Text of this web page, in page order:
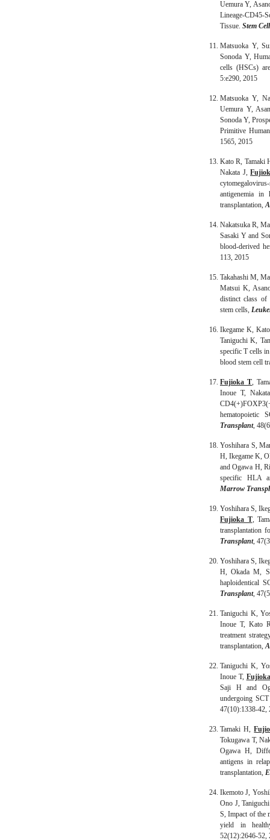
Uemura Y,
Lineage-
Tissue. Stem
Matsuoka Y,
Sonoda Y,
cells (HSCs)
5:e290, 2015
Matsuoka Y,
Uemura Y,
Sonoda Y,
Primitive
1565, 2015
Kato R, Tamaki
Nakata J,
antigenemia in
transplantation,
Nakatsuka R,
Sasaki Y and
blood-derived
113, 2015
Takahashi M,
Matsui K,
distinct class of
stem cells,
Ikegame K,
Taniguchi K,
specific T cells
blood stem cell
Fujioka T ,
Inoue T,
Transplant,
Yoshihara S,
H, Ikegame K,
and Ogawa H,
specific HLA
Marrow
Yoshihara S,
Fujioka T,
transplantation
Transplant,
Yoshihara S,
H, Okada M,
haploidentical
Transplant,
Taniguchi K,
Inoue T, Kato
treatment
transplantation,
Taniguchi K,
Inoue T,
Saji H and
undergoing
47(10):1338-42,
Tamaki H,
Tokugawa T,
Ogawa H,
antigens in
transplantation,
Ikemoto J,
Ono J,
S, Impact of the
yield in
52(12):2646-52,